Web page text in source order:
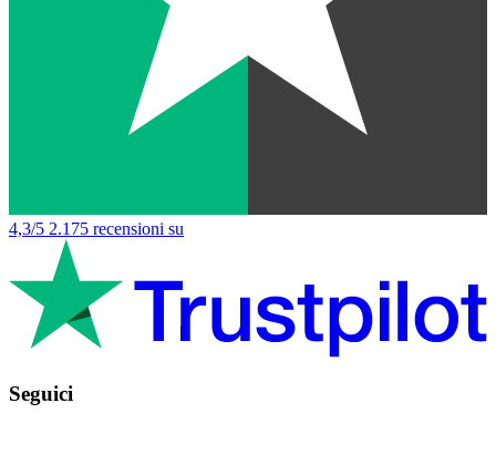
4,3/5 2.175 recensioni su
Seguici